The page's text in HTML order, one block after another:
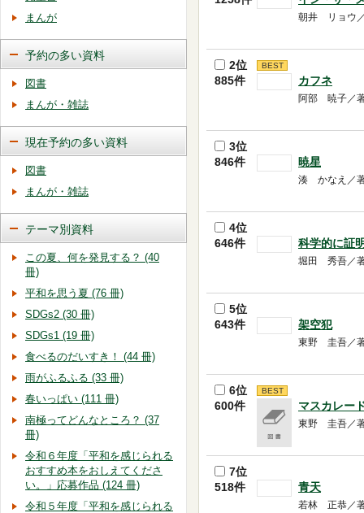
朝井 リョウ／
2位
885件
BEST
カフネ
阿部 暁子／
3位
846件
暁星
湊 かなえ／
4位
646件
科学的に証
堀田 秀吾／著
5位
643件
架空犯
東野 圭吾／
6位
600件
BEST
マスカレー
東野 圭吾／
7位
518件
青天
若林 正恭／
まんが
予約の多い資料
図書
まんが・雑誌
現在予約の多い資料
図書
まんが・雑誌
テーマ別資料
この夏、何を発見する？ (40
冊)
平和を思う夏 (76 冊)
SDGs2 (30 冊)
SDGs1 (19 冊)
食べるのだいすき！ (44 冊)
雨がふるふる (33 冊)
春いっぱい (111 冊)
南極ってどんなところ？ (37
冊)
令和６年度「平和を感じられる
おすすめ本をおしえてくださ
い。」応募作品 (124 冊)
令和５年度「平和を感じられる